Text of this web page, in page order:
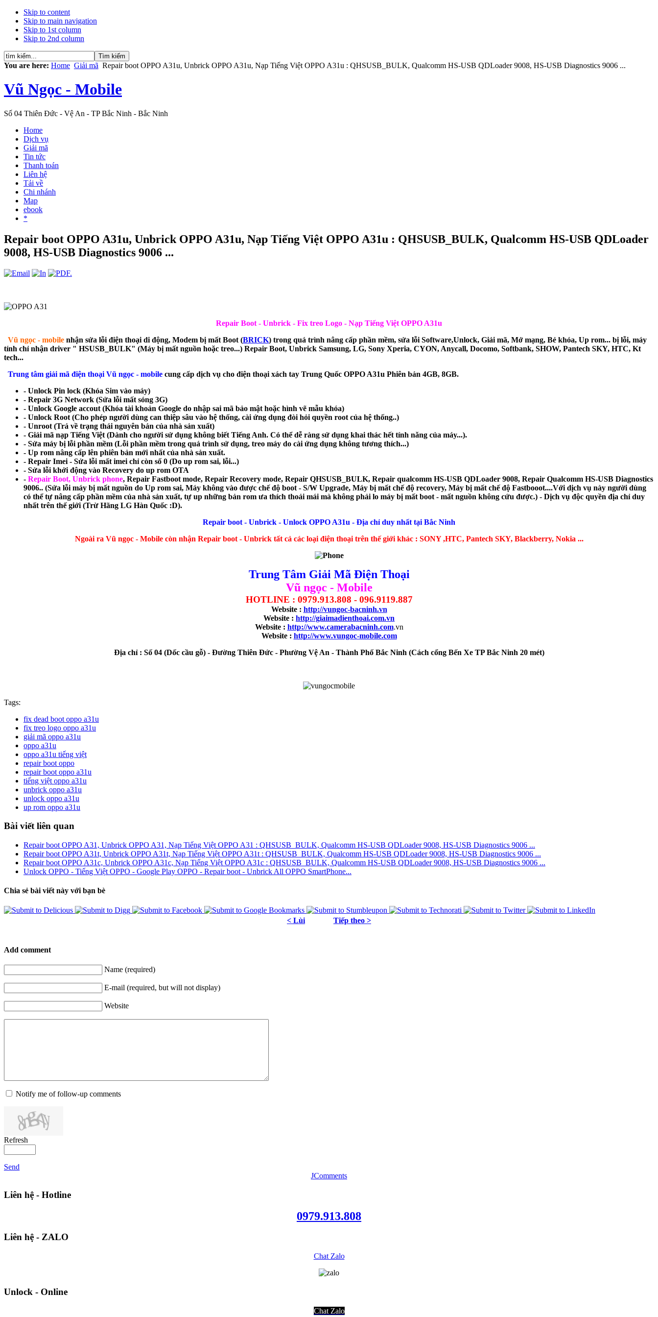
Skip to content
Skip to main navigation
Skip to 1st column
Skip to 2nd column
You are here: Home Giải mã Repair boot OPPO A31u, Unbrick OPPO A31u, Nạp Tiếng Việt OPPO A31u : QHSUSB_BULK, Qualcomm HS-USB QDLoader 9008, HS-USB Diagnostics 9006 ...
Vũ Ngọc - Mobile
Số 04 Thiên Đức - Vệ An - TP Bắc Ninh - Bắc Ninh
Home
Dịch vụ
Giải mã
Tin tức
Thanh toán
Liên hệ
Tải về
Chi nhánh
Map
ebook
*
Repair boot OPPO A31u, Unbrick OPPO A31u, Nạp Tiếng Việt OPPO A31u : QHSUSB_BULK, Qualcomm HS-USB QDLoader
9008, HS-USB Diagnostics 9006 ...
Repair Boot - Unbrick - Fix treo Logo - Nạp Tiếng Việt OPPO A31u
Vũ ngọc - mobile nhận sửa lỗi điện thoại di động, Modem bị mất Boot (BRICK) trong quá trình nâng cấp phần mềm, sửa lỗi Software,Unlock, Giải mã, Mở mạng, Bẻ khóa, Up rom... bị lỗi, máy
tính chỉ nhận driver " HSUSB_BULK" (Máy bị mất nguồn hoặc treo...) Repair Boot, Unbrick Samsung, LG, Sony Xperia, CYON, Anycall, Docomo, Softbank, SHOW, Pantech SKY, HTC, Kt
tech...
Trung tâm giải mã điện thoại Vũ ngọc - mobile cung cấp dịch vụ cho điện thoại xách tay Trung Quốc OPPO A31u Phiên bản 4GB, 8GB.
- Unlock Pin lock (Khóa Sim vào máy)
- Repair 3G Network (Sửa lỗi mất sóng 3G)
- Unlock Google accout (Khóa tài khoản Google do nhập sai mã bảo mật hoặc hình vẽ mẫu khóa)
- Unlock Root (Cho phép người dùng can thiệp sâu vào hệ thống, cài ứng dụng đòi hỏi quyền root của hệ thống..)
- Unroot (Trả về trạng thái nguyên bản của nhà sản xuất)
- Giải mã nạp Tiếng Việt (Dành cho người sử dụng không biết Tiếng Anh. Có thể dễ ràng sử dụng khai thác hết tính năng của máy...).
- Sửa máy bị lỗi phần mềm (Lỗi phần mềm trong quá trình sử dụng, treo máy do cài ứng dụng không tương thích...)
- Up rom nâng cấp lên phiên bản mới nhất của nhà sản xuất.
- Repair Imei - Sửa lỗi mất imei chỉ còn số 0 (Do up rom sai, lỗi...)
- Sửa lỗi khởi động vào Recovery do up rom OTA
- Repair Boot, Unbrick phone, Repair Fastboot mode, Repair Recovery mode, Repair QHSUSB_BULK, Repair qualcomm HS-USB QDLoader 9008, Repair Qualcomm HS-USB Diagnostics
9006.. (Sửa lỗi máy bị mất nguồn do Up rom sai, Máy không vào được chế độ boot - S/W Upgrade, Máy bị mất chế độ recovery, Máy bị mất chế độ Fastbooot....Với dịch vụ này người dùng
có thể tự nâng cấp phần mềm của nhà sản xuất, tự up những bản rom ưa thích thoải mái mà không phải lo máy bị mất boot - mất nguồn không cứu được.) - Dịch vụ độc quyền địa chỉ duy
nhất trên thế giới (Trừ Hãng LG Hàn Quốc :D).
Repair boot - Unbrick - Unlock OPPO A31u - Địa chỉ duy nhất tại Bắc Ninh
Ngoài ra Vũ ngọc - Mobile còn nhận Repair boot - Unbrick tất cả các loại điện thoại trên thế giới khác : SONY ,HTC, Pantech SKY, Blackberry, Nokia ...
Trung Tâm Giải Mã Điện Thoại
Vũ ngọc - Mobile
HOTLINE : 0979.913.808 - 096.9119.887
Website : http://vungoc-bacninh.vn
Website : http://giaimadienthoai.com.vn
Website : http://www.camerabacninh.com.vn
Website : http://www.vungoc-mobile.com
Địa chỉ : Số 04 (Dốc cầu gỗ) - Đường Thiên Đức - Phường Vệ An - Thành Phố Bắc Ninh (Cách cổng Bến Xe TP Bắc Ninh 20 mét)
Tags:
fix dead boot oppo a31u
fix treo logo oppo a31u
giải mã oppo a31u
oppo a31u
oppo a31u tiếng việt
repair boot oppo
repair boot oppo a31u
tiếng việt oppo a31u
unbrick oppo a31u
unlock oppo a31u
up rom oppo a31u
Bài viết liên quan
Repair boot OPPO A31, Unbrick OPPO A31, Nạp Tiếng Việt OPPO A31 : QHSUSB_BULK, Qualcomm HS-USB QDLoader 9008, HS-USB Diagnostics 9006 ...
Repair boot OPPO A31t, Unbrick OPPO A31t, Nạp Tiếng Việt OPPO A31t : QHSUSB_BULK, Qualcomm HS-USB QDLoader 9008, HS-USB Diagnostics 9006 ...
Repair boot OPPO A31c, Unbrick OPPO A31c, Nạp Tiếng Việt OPPO A31c : QHSUSB_BULK, Qualcomm HS-USB QDLoader 9008, HS-USB Diagnostics 9006 ...
Unlock OPPO - Tiếng Việt OPPO - Google Play OPPO - Repair boot - Unbrick All OPPO SmartPhone...
Chia sẻ bài viết này với bạn bè
< Lùi Tiếp theo >
Add comment
Name (required)
E-mail (required, but will not display)
Website
Notify me of follow-up comments
Refresh
Send
JComments
Liên hệ - Hotline
0979.913.808
Liên hệ - ZALO
Chat Zalo
Unlock - Online
Chat Zalo